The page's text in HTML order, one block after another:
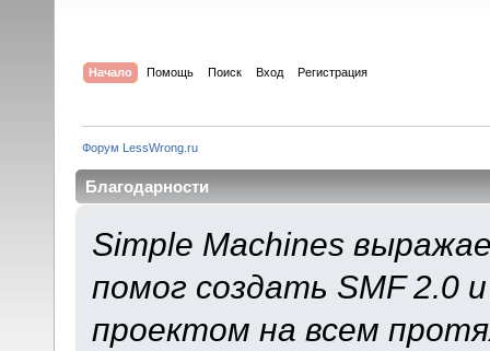
Начало Помощь Поиск Вход Регистрация
Форум LessWrong.ru
Благодарности
Simple Machines
помог создать SMF 2.0
проектом на всем